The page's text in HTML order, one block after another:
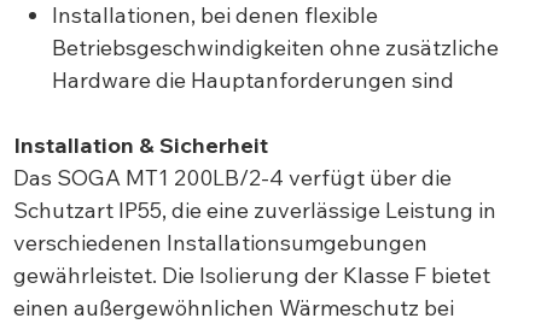
Installationen, bei denen flexible
Betriebsgeschwindigkeiten ohne zusätzliche
Hardware die Hauptanforderungen sind
Installation & Sicherheit
Das SOGA MT1 200LB/2-4 verfügt über die
Schutzart IP55, die eine zuverlässige Leistung in
verschiedenen Installationsumgebungen
gewährleistet. Die Isolierung der Klasse F bietet
einen außergewöhnlichen Wärmeschutz bei